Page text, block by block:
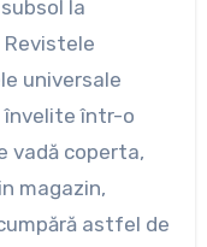
la
universale
învelite într-o
vadă coperta,
magazin,
astfel de